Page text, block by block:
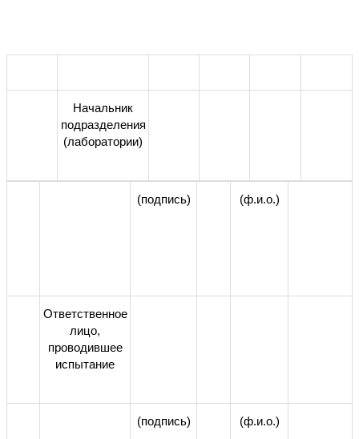
Начальник
подразделения
(лаборатории)
(подпись) (ф.и.о.)
Ответственное
лицо,
проводившее
испытание
(подпись) (ф.и.о.)